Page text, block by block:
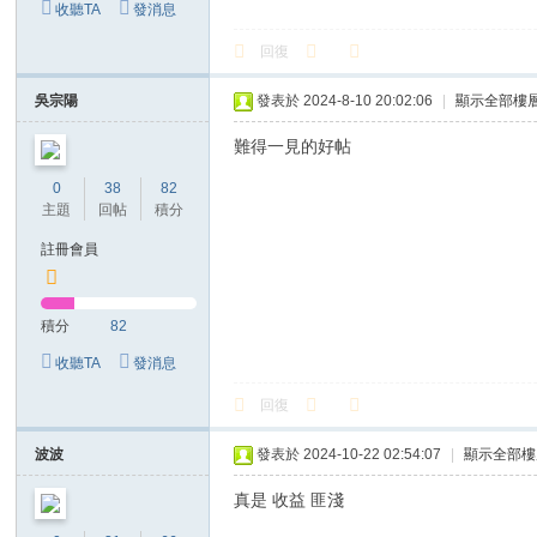
收聽TA 發消息
回復
吳宗陽
0
主題
38
回帖
82
積分
註冊會員
積分 82
收聽TA 發消息
發表於 2024-8-10 20:02:06 顯示全部樓
難得一見的好帖
回復
波波 發表於 2024-10-22 02:54:07 顯示全部
真是 收益 匪淺